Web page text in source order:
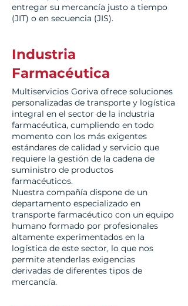
entregar su mercancía justo a tiempo
(JIT) o en secuencia (JIS).
Industria
Farmacéutica
Multiservicios Goriva ofrece soluciones
personalizadas de transporte y logística
integral en el sector de la industria
farmacéutica, cumpliendo en todo
momento con los más exigentes
estándares de calidad y servicio que
requiere la gestión de la cadena de
suministro de productos
farmacéuticos.
Nuestra compañía dispone de un
departamento especializado en
transporte farmacéutico con un equipo
humano formado por profesionales
altamente experimentados en la
logística de este sector, lo que nos
permite atenderlas exigencias
derivadas de diferentes tipos de
mercancía.